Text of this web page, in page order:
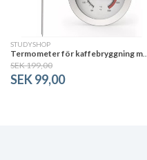
STUDYSHOP
Termometer för
SEK 199,00
SEK 99,00